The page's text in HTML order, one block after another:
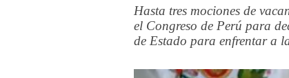
Hasta tres mociones de
el Congreso de Perú para
de Estado para enfrentar a